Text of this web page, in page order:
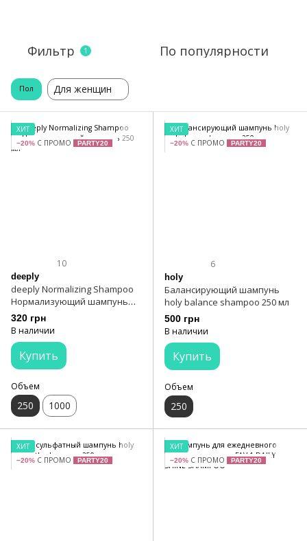
Фильтр 1 По популярности
Пол Для женщин
ХИТ
−20% С ПРОМО PARTY20
10
deeply
deeply Normalizing Shampoo
Нормализующий шампунь
250 мл
320 грн
В наличии
Купить
Объем
250 1000
ХИТ
−20% С ПРОМО PARTY20
6
holy
Балансирующий шампунь
holy balance shampoo 250 мл
500 грн
В наличии
Купить
Объем
250
ХИТ
−20% С ПРОМО PARTY20
ХИТ
−20% С ПРОМО PARTY20